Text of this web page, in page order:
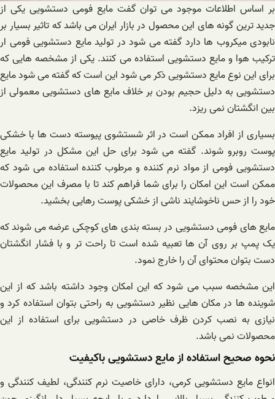
بر اساس اطلاعات موجود می توان گفت مایع فومی دستشویی یکی از
جدید ترین گونه های این محصول در بازار ایران می باشد که تاثیر بسیار بر
نابودی میکروب ها دارد گفته می شود در تولید مایع دستشویی فومی ار
ترکیب هوا و مایع دستشویی استفاده می کنند. یکی از مشخصه هایی که
برای این نوع مایع دستشویی ذکر می شود این است که گفته می شود مایع
دستشویی به دلیل حجیم بودن بر خلاف مایع های دستشویی معمولی از
بین انگشتان نمی ریزد.
بسیاری از افراد ممکن است در اثر شستشوی پیوسته دست ها با خشکی
پوست روبرو شوند. گفته می شود برای حل این مشکل در تولید مایع
دستشویی فومی از مواد نرم کننده و مرطوب کننده استفاده می شود که
ممکن است این امکان را برای شما فراهم کند تا با مصرف این ‌محصولات
خود را از حس ناخوشایند ناشی از خشکی پوست رهایی بخشید.
مایع های فومی دستشویی در بسته بندی های کوچکی عرضه می شوند که
یک پمپ بر روی آن ها تعبیه شده است تا راحت تر و با فشار انگشتان
دست بتوان محتوای آن را خارج نمود.
این مشخصه سبب می شود که این امکان وجود داشته باشد که از این
شوینده ها در مکان هایی نظیر دستشویی به راحتی بتوان استفاده کرد و
نیازی به نصب کردن ظرف خاصی در دستشویی برای استفاده از این
محصولات نمی باشد.
نحوه صحیح استفاده از مایع دستشویی باکیفیت
انواع مایع دستشویی کرمی، دارای خاصیت نرم کنندگی، لطیف کنندگی و